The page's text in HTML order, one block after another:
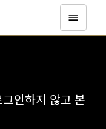
인하지 않고 본